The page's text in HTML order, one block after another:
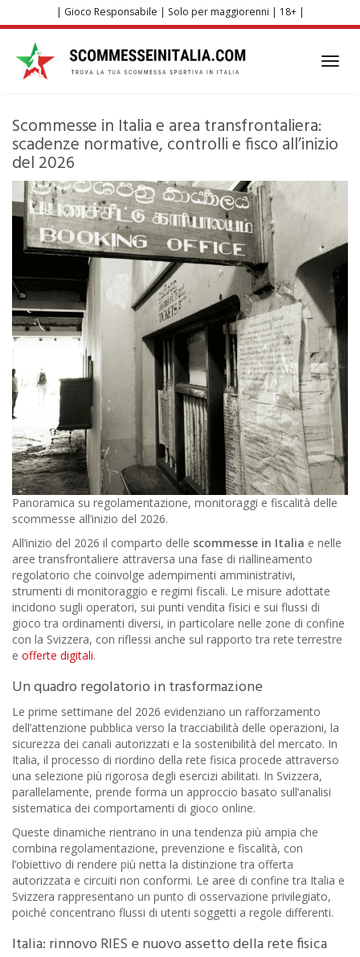
to
content
| Gioco Responsabile | Solo per maggiorenni | 18+ |
Scommesse in Italia e area transfrontaliera:
scadenze normative, controlli e fisco all’inizio
del 2026
Panoramica su regolamentazione, monitoraggi e fiscalità delle
scommesse all’inizio del 2026.
All’inizio del 2026 il comparto delle scommesse in Italia e nelle
aree transfrontaliere attraversa una fase di riallineamento
regolatorio che coinvolge adempimenti amministrativi,
strumenti di monitoraggio e regimi fiscali. Le misure adottate
incidono sugli operatori, sui punti vendita fisici e sui flussi di
gioco tra ordinamenti diversi, in particolare nelle zone di confine
con la Svizzera, con riflessi anche sul rapporto tra rete terrestre
e offerte digitali.
Un quadro regolatorio in trasformazione
Le prime settimane del 2026 evidenziano un rafforzamento
dell’attenzione pubblica verso la tracciabilità delle operazioni, la
sicurezza dei canali autorizzati e la sostenibilità del mercato. In
Italia, il processo di riordino della rete fisica procede attraverso
una selezione più rigorosa degli esercizi abilitati. In Svizzera,
parallelamente, prende forma un approccio basato sull’analisi
sistematica dei comportamenti di gioco online.
Queste dinamiche rientrano in una tendenza più ampia che
combina regolamentazione, prevenzione e fiscalità, con
l’obiettivo di rendere più netta la distinzione tra offerta
autorizzata e circuiti non conformi. Le aree di confine tra Italia e
Svizzera rappresentano un punto di osservazione privilegiato,
poiché concentrano flussi di utenti soggetti a regole differenti.
Italia: rinnovo RIES e nuovo assetto della rete fisica